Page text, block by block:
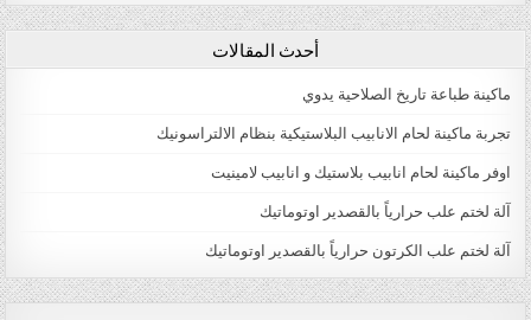
أحدث المقالات
ماكينة طباعة تاريخ الصلاحية يدوي
تجربة ماكينة لحام الانابيب البلاستيكية بنظام الالتراسونيك
اوفر ماكينة لحام انابيب بلاستيك و انابيب لامينيت
آلة لختم علب حرارياً بالقصدير اوتوماتيك
آلة لختم علب الكرتون حرارياً بالقصدير اوتوماتيك